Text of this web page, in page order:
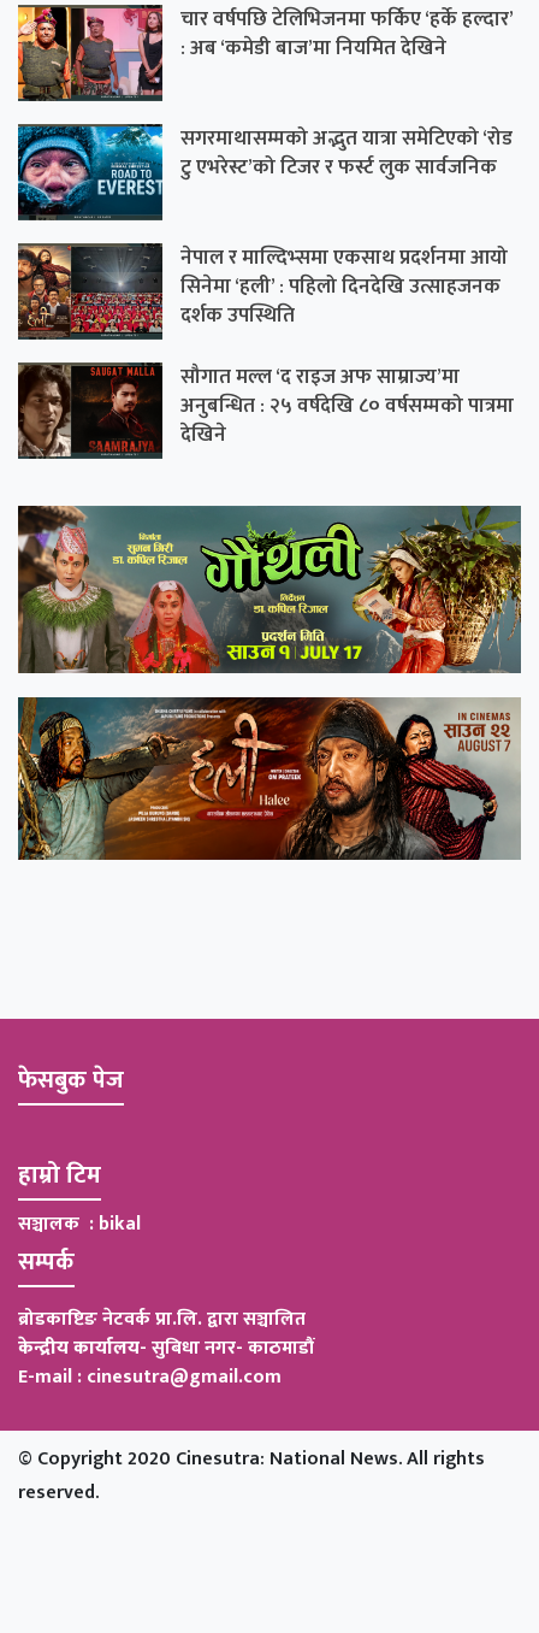
चार वर्षपछि टेलिभिजनमा फर्किए ‘हर्के हल्दार’
: अब ‘कमेडी बाज’मा नियमित देखिने
सगरमाथासम्मको अद्भुत यात्रा समेटिएको ‘रोड
टु एभरेस्ट’को टिजर र फर्स्ट लुक सार्वजनिक
नेपाल र माल्दिभ्समा एकसाथ प्रदर्शनमा आयो
सिनेमा ‘हली’ : पहिलो दिनदेखि उत्साहजनक
दर्शक उपस्थिति
सौगात मल्ल ‘द राइज अफ साम्राज्य’मा
अनुबन्धित : २५ वर्षदेखि ८० वर्षसम्मको पात्रमा
देखिने
फेसबुक पेज
हाम्रो टिम
सञ्चालक : bikal
सम्पर्क
ब्रोडकाष्टिङ नेटवर्क प्रा.लि. द्वारा सञ्चालित
केन्द्रीय कार्यालय-सुबिधा नगर- काठमाडौं
E-mail : cinesutra@gmail.com
© Copyright 2020 Cinesutra: National News. All rights
reserved.